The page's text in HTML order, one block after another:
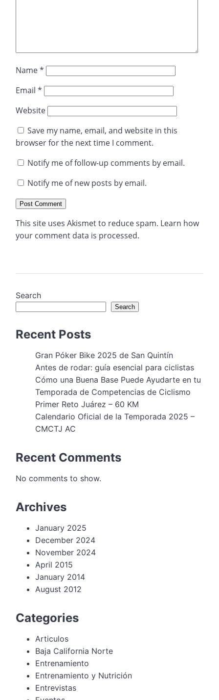
Name*
Email *
Website
Save my name, email, and website in this
browser for the next time I comment.
Notify me of follow-up comments by email.
Notify me of new posts by email.
This site uses Akismet to reduce spam. Learn how
your comment data is processed.
Search
Search
Recent Posts
Gran Póker Bike 2025 de San Quintín
Antes de rodar: guía esencial para ciclistas
Cómo una Buena Base Puede Ayudarte en tu
Temporada de Competencias de Ciclismo
Primer Reto Juárez – 60 KM
Calendario Oficial de la Temporada 2025 –
CMCTJ AC
Recent Comments
No comments to show.
Archives
January 2025
December 2024
November 2024
April 2015
January 2014
August 2012
Categories
Articulos
Baja California Norte
Entrenamiento
Entrenamiento y Nutrición
Entrevistas